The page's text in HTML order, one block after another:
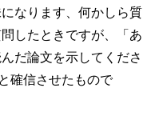
なります、何かしら質
したときですが、「あ
だ論文を示してくださ
確信させたもので